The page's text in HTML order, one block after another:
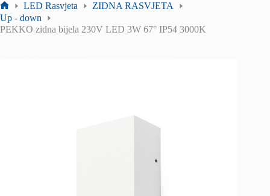
Početna
stranica
LED Rasvjeta
ZIDNA RASVJETA
Up - down
PEKKO zidna bijela 230V LED 3W 67° IP54 3000K